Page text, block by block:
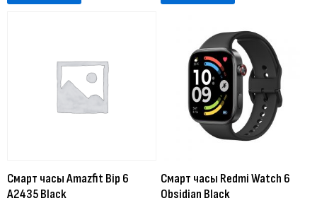
Смарт часы Amazfit Bip 6
A2435 Black
Смарт часы Redmi Watch 6
Obsidian Black